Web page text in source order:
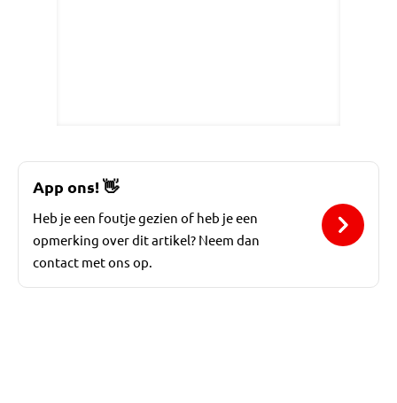
App ons!👋
Heb je een foutje gezien of heb je een
opmerking over dit artikel? Neem dan
contact met ons op.